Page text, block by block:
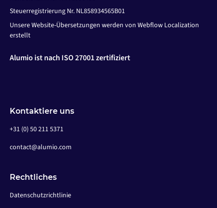
Steuerregistrierung Nr. NL858934565B01
Unsere Website-Übersetzungen werden von Webflow Localization
erstellt
Alumio ist nach ISO 27001 zertifiziert
Kontaktiere uns
+31 (0) 50 211 5371
contact@alumio.com
Rechtliches
Datenschutzrichtlinie